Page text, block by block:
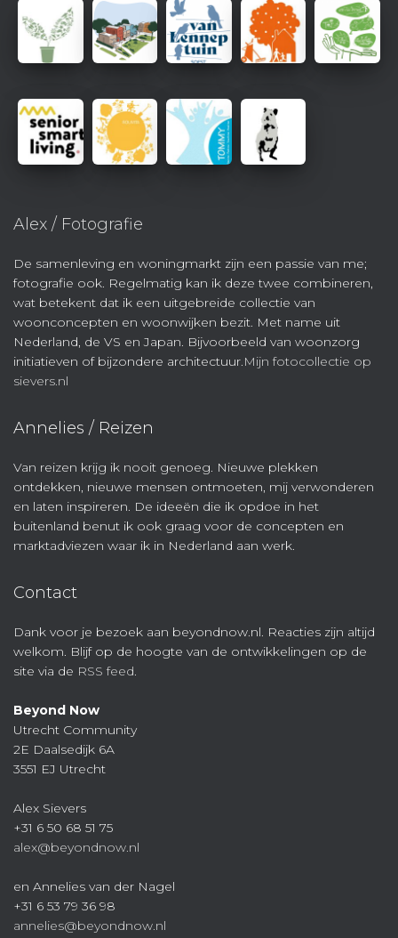
Alex / Fotografie
De samenleving en woningmarkt zijn een passie van me;
fotografie ook. Regelmatig kan ik deze twee combineren,
wat betekent dat ik een uitgebreide collectie van
woonconcepten en woonwijken bezit. Met name uit
Nederland, de VS en Japan. Bijvoorbeeld van woonzorg
initiatieven of bijzondere architectuur.Mijn fotocollectie op
sievers.nl
Annelies / Reizen
Van reizen krijg ik nooit genoeg. Nieuwe plekken
ontdekken, nieuwe mensen ontmoeten, mij verwonderen
en laten inspireren. De ideeën die ik opdoe in het
buitenland benut ik ook graag voor de concepten en
marktadviezen waar ik in Nederland aan werk.
Contact
Dank voor je bezoek aan beyondnow.nl. Reacties zijn altijd
welkom. Blijf op de hoogte van de ontwikkelingen op de
site via de RSS feed.
Beyond Now
Utrecht Community
2E Daalsedijk 6A
3551 EJ Utrecht
Alex Sievers
+31 6 50 68 51 75
alex@beyondnow.nl
en Annelies van der Nagel
+31 6 53 79 36 98
annelies@beyondnow.nl